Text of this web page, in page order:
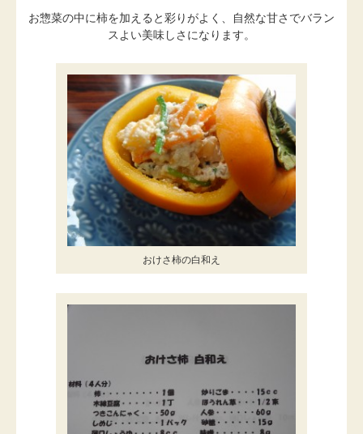
お惣菜の中に柿を加えると彩りがよく、自然な甘さでバラン
スよい美味しさになります。
おけさ柿の白和え